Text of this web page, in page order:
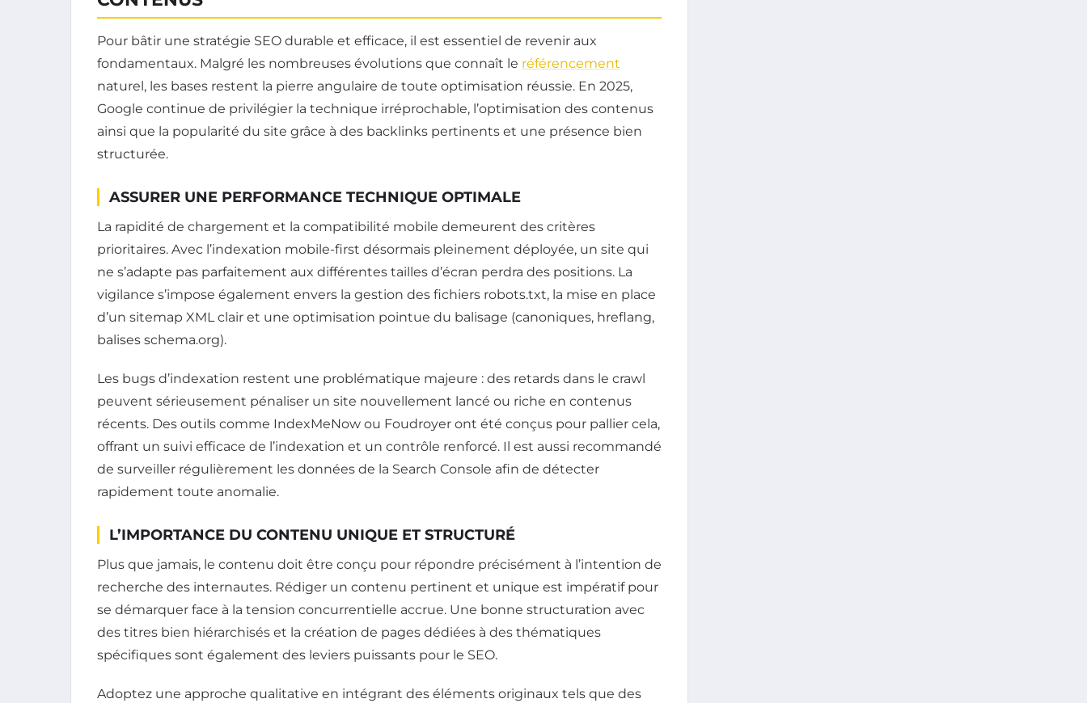
Pour bâtir une stratégie SEO durable et efficace, il est essentiel de revenir aux
fondamentaux. Malgré les nombreuses évolutions que connaît le référencement
naturel, les bases restent la pierre angulaire de toute optimisation réussie. En 2025,
Google continue de privilégier la technique irréprochable, l’optimisation des contenus
ainsi que la popularité du site grâce à des backlinks pertinents et une présence bien
structurée.
ASSURER UNE PERFORMANCE TECHNIQUE OPTIMALE
La rapidité de chargement et la compatibilité mobile demeurent des critères
prioritaires. Avec l’indexation mobile-first désormais pleinement déployée, un site qui
ne s’adapte pas parfaitement aux différentes tailles d’écran perdra des positions. La
vigilance s’impose également envers la gestion des fichiers robots.txt, la mise en place
d’un sitemap XML clair et une optimisation pointue du balisage (canoniques, hreflang,
balises schema.org).
Les bugs d’indexation restent une problématique majeure : des retards dans le crawl
peuvent sérieusement pénaliser un site nouvellement lancé ou riche en contenus
récents. Des outils comme IndexMeNow ou Foudroyer ont été conçus pour pallier cela,
offrant un suivi efficace de l’indexation et un contrôle renforcé. Il est aussi recommandé
de surveiller régulièrement les données de la Search Console afin de détecter
rapidement toute anomalie.
L’IMPORTANCE DU CONTENU UNIQUE ET STRUCTURÉ
Plus que jamais, le contenu doit être conçu pour répondre précisément à l’intention de
recherche des internautes. Rédiger un contenu pertinent et unique est impératif pour
se démarquer face à la tension concurrentielle accrue. Une bonne structuration avec
des titres bien hiérarchisés et la création de pages dédiées à des thématiques
spécifiques sont également des leviers puissants pour le SEO.
Adoptez une approche qualitative en intégrant des éléments originaux tels que des